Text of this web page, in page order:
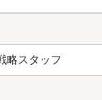
略スタッフ